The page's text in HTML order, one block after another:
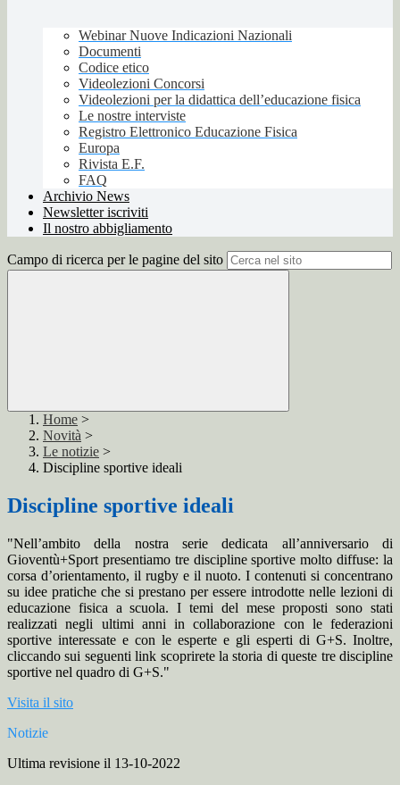
Webinar Nuove Indicazioni Nazionali
Documenti
Codice etico
Videolezioni Concorsi
Videolezioni per la didattica dell’educazione fisica
Le nostre interviste
Registro Elettronico Educazione Fisica
Europa
Rivista E.F.
FAQ
Archivio News
Newsletter iscriviti
Il nostro abbigliamento
Campo di ricerca per le pagine del sito
Home >
Novità >
Le notizie >
Discipline sportive ideali
Discipline sportive ideali
"Nell’ambito della nostra serie dedicata all’anniversario di
Gioventù+Sport presentiamo tre discipline sportive molto diffuse: la
corsa d’orientamento, il rugby e il nuoto. I contenuti si concentrano
su idee pratiche che si prestano per essere introdotte nelle lezioni di
educazione fisica a scuola. I temi del mese proposti sono stati
realizzati negli ultimi anni in collaborazione con le federazioni
sportive interessate e con le esperte e gli esperti di G+S. Inoltre,
cliccando sui seguenti link scoprirete la storia di queste tre discipline
sportive nel quadro di G+S."
Visita il sito
Notizie
Ultima revisione il 13-10-2022